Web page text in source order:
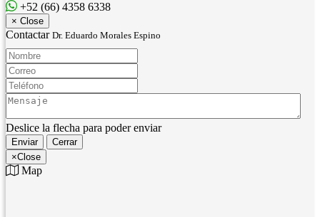
+52 (66) 4358 6338
× Close
Contactar Dr. Eduardo Morales Espino
Nombre:
Correo:
Teléfono:
Mensaje:
Deslice la flecha para poder enviar
Enviar
Cerrar
×Close
Map